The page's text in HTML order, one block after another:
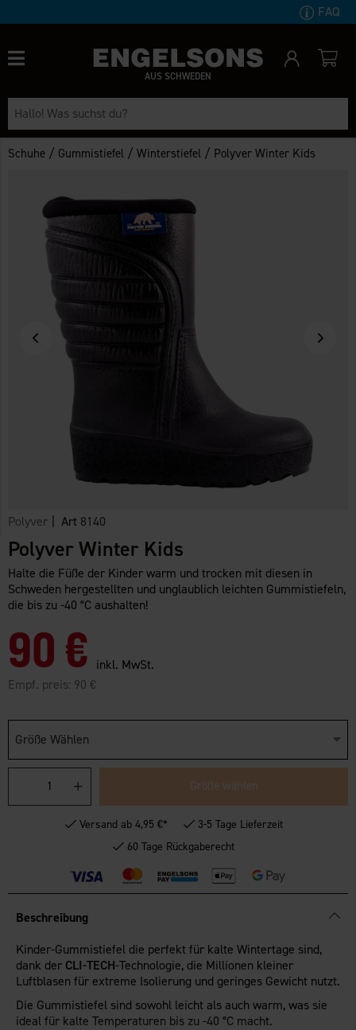
FAQ
AUS SCHWEDEN
Schuhe / Gummistiefel /Winterstiefel / Polyver Winter Kids
Polyver | Art 8140
Polyver Winter Kids
Halte die Füße der Kinder warm und trocken mit diesen in
Schweden hergestellten und unglaublich leichten Gummistiefeln,
die bis zu -40 °C aushalten!
90 € inkl. MwSt.
Empf. preis: 90 €
Größe Wählen
Größe wählen
Versand ab 4,95 €*
3-5 Tage Lieferzeit
60 Tage Rückgaberecht
Beschreibung
Kinder-Gummistiefel die perfekt für kalte Wintertage sind,
dank der CLI-TECH-Technologie, die Millionen kleiner
Luftblasen für extreme Isolierung und geringes Gewicht nutzt.
Die Gummistiefel sind sowohl leicht als auch warm, was sie
ideal für kalte Temperaturen bis zu -40 °C macht.